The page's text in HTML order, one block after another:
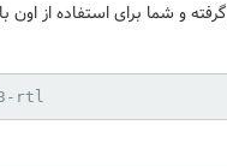
گرفته و شما برای استفاده از اون
rtl